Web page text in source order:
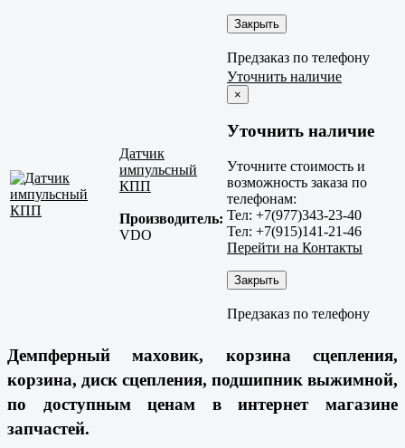
Закрыть
Предзаказ по телефону
Датчик
импульсный
КПП
Производитель:
VDO
Уточнить наличие
×
Уточнить наличие
Уточните стоимость и
возможность заказа по
телефонам:
Тел: +7(977)343-23-40
Тел: +7(915)141-21-46
Перейти на Контакты
Закрыть
Предзаказ по телефону
Демпферный маховик, корзина сцепления,
корзина, диск сцепления, подшипник выжимной,
по доступным ценам в интернет магазине
запчастей.